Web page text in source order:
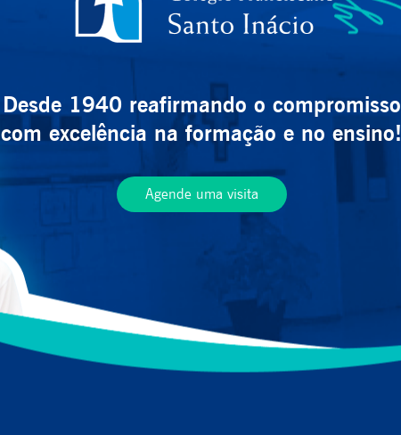
Desde 1940 reafirmando o compromisso
com excelência na formação e no ensino!
Agende uma visita